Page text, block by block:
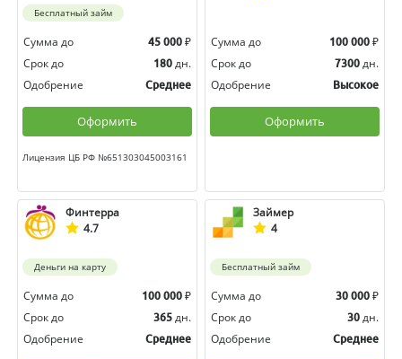
Бесплатный займ
Сумма до 45 000 ₽
Срок до
180 дн.
Одобрение
Среднее
Оформить
Лицензия ЦБ РФ №651303045003161
Сумма до 100 000 ₽
Срок до
7300 дн.
Одобрение
Высокое
Оформить
Финтерра
4.7
Деньги на карту
Сумма до 100 000 ₽
Срок до
365 дн.
Одобрение
Среднее
Займер
4
Бесплатный займ
Сумма до 30 000 ₽
Срок до
30 дн.
Одобрение
Среднее